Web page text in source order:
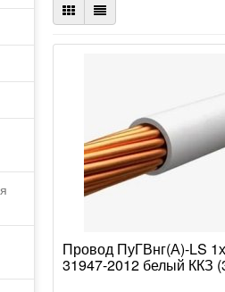
Провод ПуГВнг(А)-LS
31947-2012 белый ККЗ